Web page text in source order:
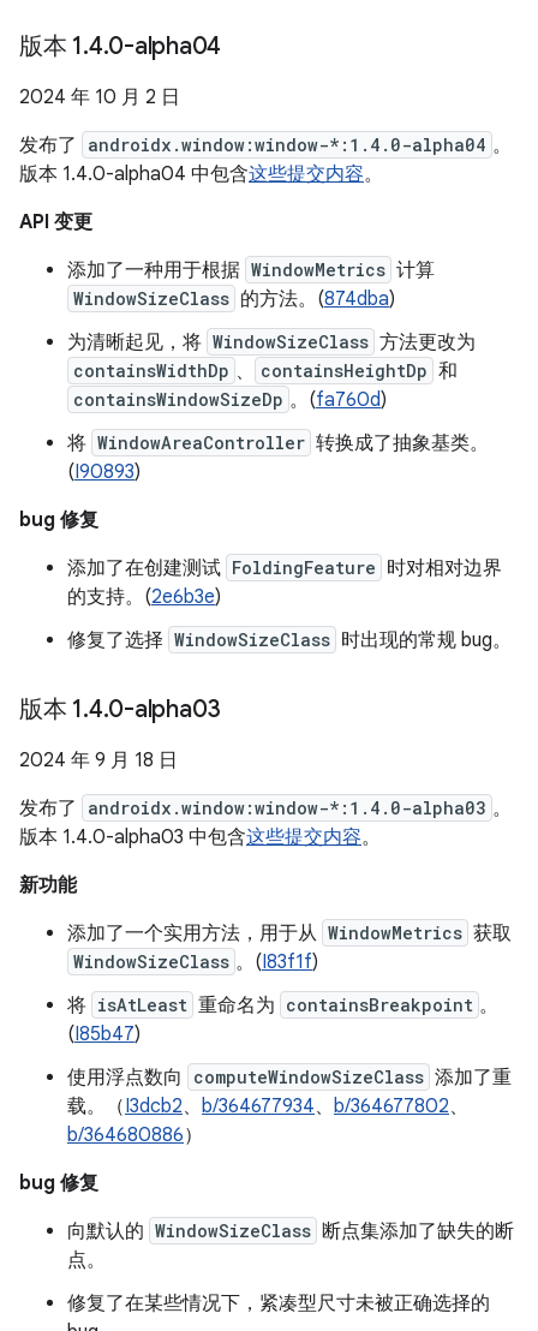
版本 1.4.0-alpha04
2024 年 10 月 2 日
发布了
androidx.window:window-*:1.4.0-alpha04 。
版本 1.4.0-alpha04 中包含这些提交内容。
API 变更
添加了一种用于根据 WindowMetrics 计算
WindowSizeClass 的方法。(874dba)
为清晰起见，将 WindowSizeClass 方法更改为
containsWidthDp 、 containsHeightDp 和
containsWindowSizeDp 。(fa760d)
将 WindowAreaController 转换成了抽象基类。
(I90893)
bug 修复
添加了在创建测试 FoldingFeature 时对相对边界
的支持。(2e6b3e)
修复了选择 WindowSizeClass 时出现的常规 bug。
版本 1.4.0-alpha03
2024 年 9 月 18 日
发布了
androidx.window:window-*:1.4.0-alpha03 。
版本 1.4.0-alpha03 中包含这些提交内容。
新功能
添加了一个实用方法，用于从 WindowMetrics 获取
WindowSizeClass 。(I83f1f)
将 isAtLeast 重命名为 containsBreakpoint 。
(I85b47)
使用浮点数向
computeWindowSizeClass 添加了重
载。（I3dcb2、 b/364677934、 b/364677802、
b/364680886）
bug 修复
向默认的 WindowSizeClass 断点集添加了缺失的断
点。
修复了在某些情况下，紧凑型尺寸未被正确选择的